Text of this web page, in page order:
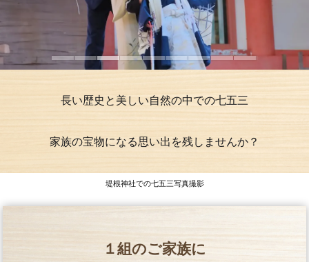
長い歴史と美しい自然の中での七五三
家族の宝物になる思い出を残しませんか？
堤根神社での七五三写真撮影
１組のご家族に